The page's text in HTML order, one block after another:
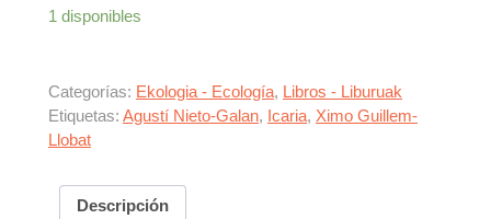
1 disponibles
Categorías: Ekologia - Ecología, Libros - Liburuak
Etiquetas: Agustí Nieto-Galan, Icaria, Ximo Guillem-
Llobat
Descripción